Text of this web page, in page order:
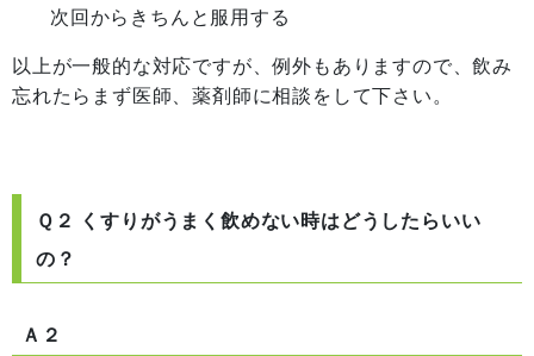
次回からきちんと服用する
以上が一般的な対応ですが、例外もありますので、飲み
忘れたらまず医師、薬剤師に相談をして下さい。
Ｑ２ くすりがうまく飲めない時はどうしたらいい
の？
Ａ２